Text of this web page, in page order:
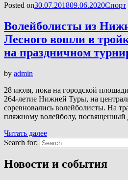
Posted on30.07.201809.06.2020Спорт
Волейболисты из
Лесного вошли в
на праздничном
by admin
28 июля, пока на городской
264-летие Нижней Туры, на
соревновались волейболисты. На
пляжному волейболу,
Читать далее
Search for:
Новости и события